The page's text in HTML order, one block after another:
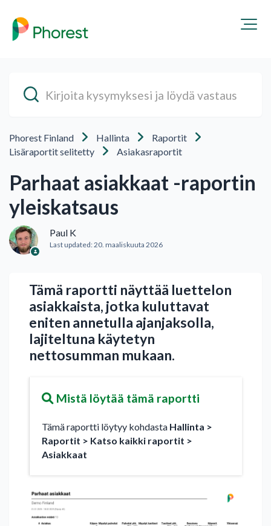
Phorest Finland Hallinta
Raportit
Lisäraportit selitetty
Asiakasraportit
Parhaat asiakkaat -raportin
yleiskatsaus
Paul K
Last updated:20. maaliskuuta 2026
Tämä raportti näyttää luettelon
asiakkaista, jotka kuluttavat
eniten annetulla ajanjaksolla,
lajiteltuna käytetyn
nettosumman mukaan.
Mistä löytää tämä raportti
Tämä raportti löytyy kohdasta Hallinta >
Raportit > Katso kaikki raportit >
Asiakkaat